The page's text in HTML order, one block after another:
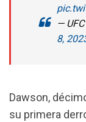
—
8,
Dawson,
su primera